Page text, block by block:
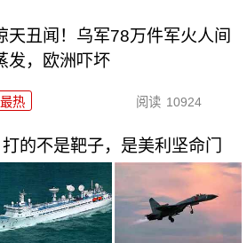
天丑闻！乌军78万件军火人间
发，欧洲吓坏
最热 阅读 10924
的不是靶子，是美利坚命门